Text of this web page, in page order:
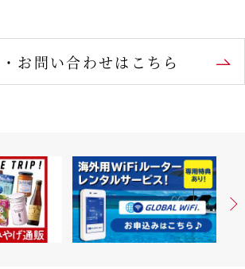
お問い合わせはこちら